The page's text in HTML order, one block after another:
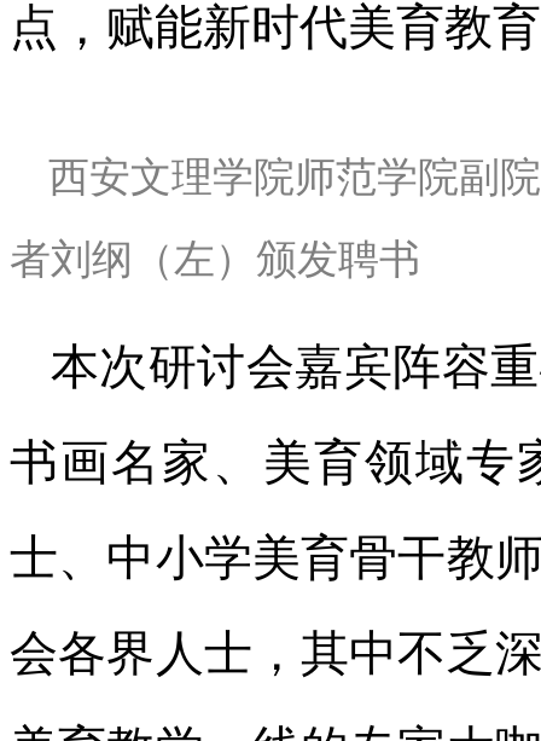
点，赋能新时代美育教
西安文理学院师范学院副
者刘纲（左）颁发聘书
本次研讨会嘉宾阵容
书画名家、美育领域专
士、中小学美育骨干教
会各界人士，其中不乏